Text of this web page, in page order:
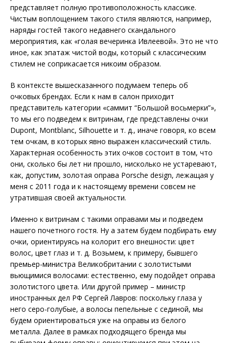
представляет полную противоположность классике.
Чистым воплощением такого стиля являются, например,
наряды гостей такого недавнего скандального
мероприятия, как «голая вечеринка Ивлеевой». Это не что
иное, как эпатаж чистой воды, который с классическим
стилем не соприкасается никоим образом.
В контексте вышесказанного подумаем теперь об
очковых брендах. Если к нам в салон приходит
представитель категории «саммит “Большой восьмерки”»,
то мы его подведем к витринам, где представлены очки
Dupont, Montblanc, Silhouette и т. д., иначе говоря, ко всем
тем очкам, в которых явно выражен классический стиль.
Характерная особенность этих очков состоит в том, что
они, сколько бы лет ни прошло, нисколько не устаревают,
как, допустим, золотая оправа Porsche design, лежащая у
меня с 2011 года и к настоящему времени совсем не
утратившая своей актуальности.
Именно к витринам с такими оправами мы и подведем
нашего почетного гостя. Ну а затем будем подбирать ему
очки, ориентируясь на колорит его внешности: цвет
волос, цвет глаз и т. д. Возьмем, к примеру, бывшего
премьер-министра Великобритании с золотистыми
вьющимися волосами: естественно, ему подойдет оправа
золотистого цвета. Или другой пример – министр
иностранных дел РФ Сергей Лавров: поскольку глаза у
него серо-голубые, а волосы пепельные с сединой, мы
будем ориентироваться уже на оправы из белого
металла. Далее в рамках подходящего бренда мы